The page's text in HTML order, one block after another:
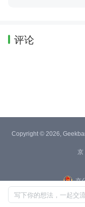
评论
写下你的想法，一起交
Copyright © 2026,
京
京